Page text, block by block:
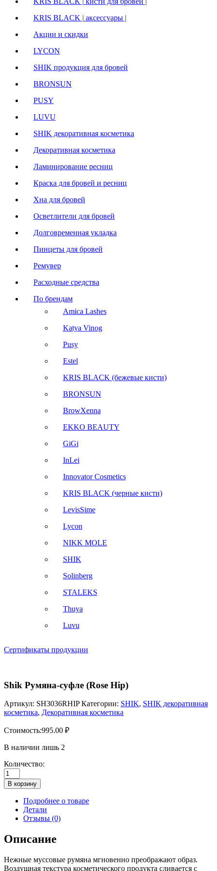
KRIS BLACK | аксессуары |
Акции и скидки
LYCON
SHIK продукция для бровей
BRONSUN
PUSY
LUVU
SHIK декоративная косметика
Декоративная косметика
Ламинирование ресниц
Краска для бровей и ресниц
Хна для бровей
Осветлители для бровей
Долговременная укладка
Пинцеты для бровей
Ремувер
Расходные средства
По брендам
Amica Lashes
Katya Vinog
Pusy
Estel
KRIS BLACK (бежевые кисти)
BRONSUN
BrowXenna
EKKO BEAUTY
GiGi
InLei
Innovator Cosmetics
KRIS BLACK (черные кисти)
LevisSime
Lycon
NIKK MOLE
SHIK
Solinberg
STALEKS
Thuya
Luvu
Сертификаты продукции
Shik Румяна-суфле (Rose Hip)
Артикул: SH3036RHIP Категории: SHIK, SHIK декоративная
косметика, Декоративная косметика
Стоимость:995.00 ₽
В наличии лишь 2
Количество:
Количество
товара
Shik
Румяна-
суфле
(Rose
В корзину
Подробнее о товаре
Детали
Отзывы (0)
Описание
Нежные муссовые румяна мгновенно преображают образ.
Воздушная текстура косметического продукта сливается с